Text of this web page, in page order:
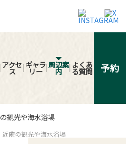
アクセ
ス
ギャラ
リー
周辺案
内
よくあ
る質問 予約
近隣の観光や海水浴場